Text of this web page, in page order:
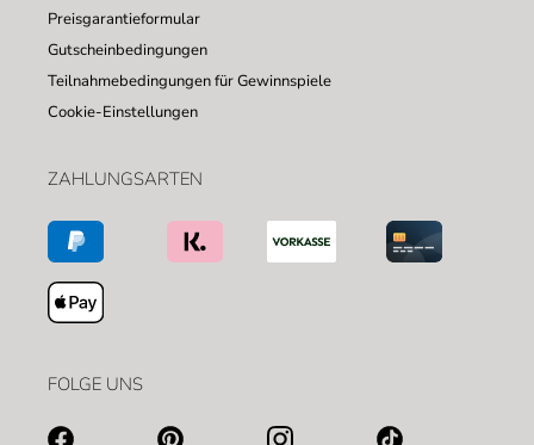
Preisgarantieformular
Gutscheinbedingungen
Teilnahmebedingungen für Gewinnspiele
Cookie-Einstellungen
ZAHLUNGSARTEN
FOLGE UNS